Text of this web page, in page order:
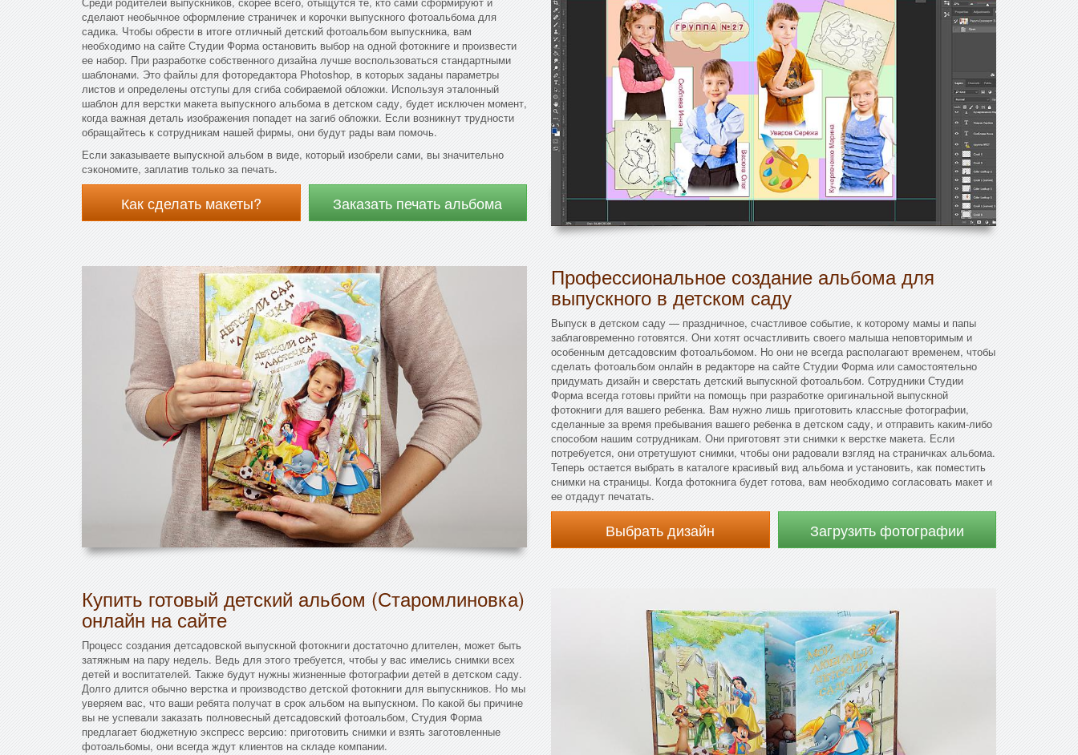
сделают необычное оформление страничек и корочки выпускного фотоальбома для
садика. Чтобы обрести в итоге отличный детский фотоальбом выпускника, вам
необходимо на сайте Студии Форма остановить выбор на одной фотокниге и произвести
ее набор. При разработке собственного дизайна лучше воспользоваться стандартными
шаблонами. Это файлы для фоторедактора Photoshop, в которых заданы параметры
листов и определены отступы для сгиба собираемой обложки. Используя эталонный
шаблон для верстки макета выпускного альбома в детском саду, будет исключен момент,
когда важная деталь изображения попадет на загиб обложки. Если возникнут трудности
обращайтесь к сотрудникам нашей фирмы, они будут рады вам помочь.
Если заказываете выпускной альбом в виде, который изобрели сами, вы значительно
сэкономите, заплатив только за печать.
Как сделать макеты? Заказать печать альбома
Профессиональное создание альбома для
выпускного в детском саду
Выпуск в детском саду — праздничное, счастливое событие, к которому мамы и папы
заблаговременно готовятся. Они хотят осчастливить своего малыша неповторимым и
особенным детсадовским фотоальбомом. Но они не всегда располагают временем, чтобы
сделать фотоальбом онлайн в редакторе на сайте Студии Форма или самостоятельно
придумать дизайн и сверстать детский выпускной фотоальбом. Сотрудники Студии
Форма всегда готовы прийти на помощь при разработке оригинальной выпускной
фотокниги для вашего ребенка. Вам нужно лишь приготовить классные фотографии,
сделанные за время пребывания вашего ребенка в детском саду, и отправить каким-либо
способом нашим сотрудникам. Они приготовят эти снимки к верстке макета. Если
потребуется, они отретушуют снимки, чтобы они радовали взгляд на страничках альбома.
Теперь остается выбрать в каталоге красивый вид альбома и установить, как поместить
снимки на страницы. Когда фотокнига будет готова, вам необходимо согласовать макет и
ее отдадут печатать.
Выбрать дизайн Загрузить фотографии
Купить готовый детский альбом (Старомлиновка)
онлайн на сайте
Процесс создания детсадовской выпускной фотокниги достаточно длителен, может быть
затяжным на пару недель. Ведь для этого требуется, чтобы у вас имелись снимки всех
детей и воспитателей. Также будут нужны жизненные фотографии детей в детском саду.
Долго длится обычно верстка и производство детской фотокниги для выпускников. Но мы
уверяем вас, что ваши ребята получат в срок альбом на выпускном. По какой бы причине
вы не успевали заказать полновесный детсадовский фотоальбом, Студия Форма
предлагает бюджетную экспресс версию: приготовить снимки и взять заготовленные
фотоальбомы, они всегда ждут клиентов на складе компании.